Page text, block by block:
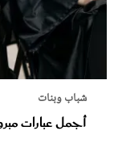
شباب وبنات
أجمل عبارات